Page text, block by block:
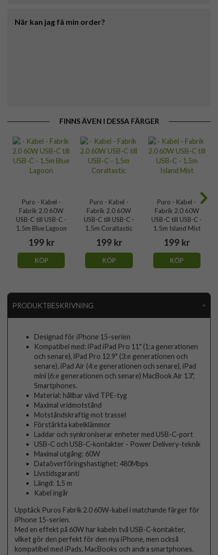
När kan jag få min order?
FINNS ÄVEN I DESSA FÄRGER
Puro - Kabel -
Fabrik 2.0 60W
USB-C till USB-C -
1.5m Blue Lagoon
199 kr
KÖP
Puro - Kabel -
Fabrik 2.0 60W
USB-C till USB-C -
1.5m Coraltastic
199 kr
KÖP
Puro - Kabel -
Fabrik 2.0 60W
USB-C till USB-C -
1.5m Island Mist
199 kr
KÖP
PRODUKTBESKRIVNING
Designad för iPhone 15-serien
Kompatibel med: iPad iPad Pro 11" (1:a generationen
och senare), iPad Pro 12.9" (3:e generationen och
senare), iPad Air (4:e generationen och senare), iPad
mini (6:e generationen och senare) MacBook Air 13",
Smartphones.
Material: hållbar vävd TPE-tyg
Maximal vridmotstånd
Motståndskraftig mot trassel
Förstärkta kabelklämmor
Laddar och synkroniserar enheter med USB-C-port
USB-C och USB-C-kontakter - Power Delivery-teknik
Maximal utgång: 60W
Dataöverföringshastighet: 480Mbps
Livstidsgaranti
Längd: 1,5 m
Kabel ingår
Upptäck Puros Fabrik 2.0 60W-kabel i matchande färger för
iPhone 15-serien.
Med en effekt på 60W har kabeln två USB-C-kontakter,
vilket gör den perfekt för den nya iPhone, men också
kompatibel med iPads, MacBooks och andra smartphones.